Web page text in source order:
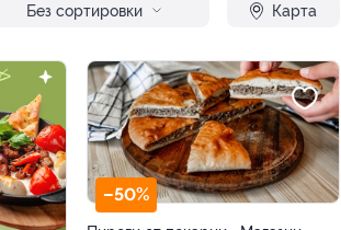
Без сортировки Карта
–50%